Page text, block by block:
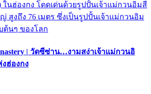
ในฮ่องกง โดดเด่นด้วยรูปปั้นเจ้าแม่กวนอิมสี
สูงถึง 76 เมตร ซึ่งเป็นรูปปั้นเจ้าแม่กวนอิม
ต้นๆ ของโลก
| วัดซีซ่าน…งามสง่าเจ้าแม่กวนอิ
ฮ่องกง